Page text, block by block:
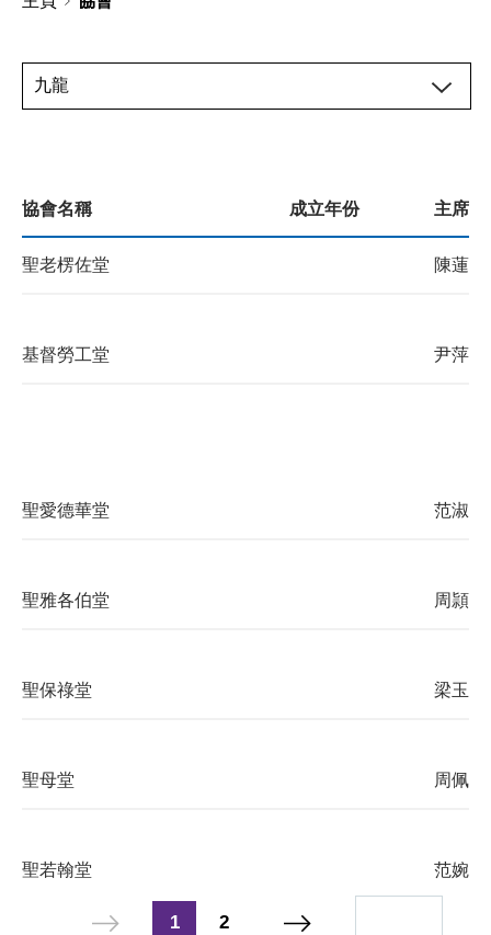
九龍
協會名稱 成立年份 主席
聖老楞佐堂 陳蓮嬌
基督勞工堂 尹萍
聖愛德華堂 范淑嫺
聖雅各伯堂 周頴琳
聖保祿堂 梁玉珍
聖母堂 周佩嫻
聖若翰堂 范婉兒
1 2